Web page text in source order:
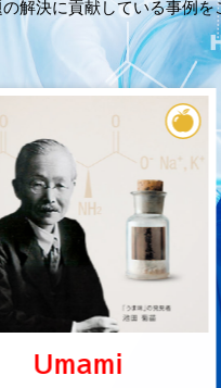
解決に貢献している事例を
Umami